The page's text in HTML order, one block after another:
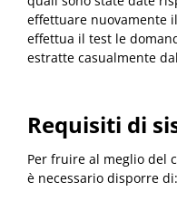
effettuare nuovamente
effettua il test le
estratte casualmente
Requisiti di
Per fruire al meglio del
è necessario disporre di: